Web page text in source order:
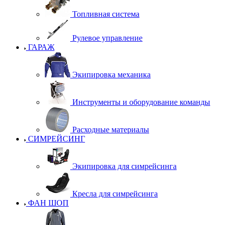
Топливная система
Рулевое управление
ГАРАЖ
Экипировка механика
Инструменты и оборудование команды
Расходные материалы
СИМРЕЙСИНГ
Экипировка для симрейсинга
Кресла для симрейсинга
ФАН ШОП